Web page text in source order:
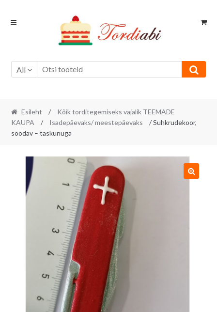
Skip
Skip
All
Esileht /
Kõik torditegemiseks vajalik TEEMADE
KAUPA
/ Isadepäevaks/ meestepäevaks
/ Suhkrudekoor,
söödav – taskunuga